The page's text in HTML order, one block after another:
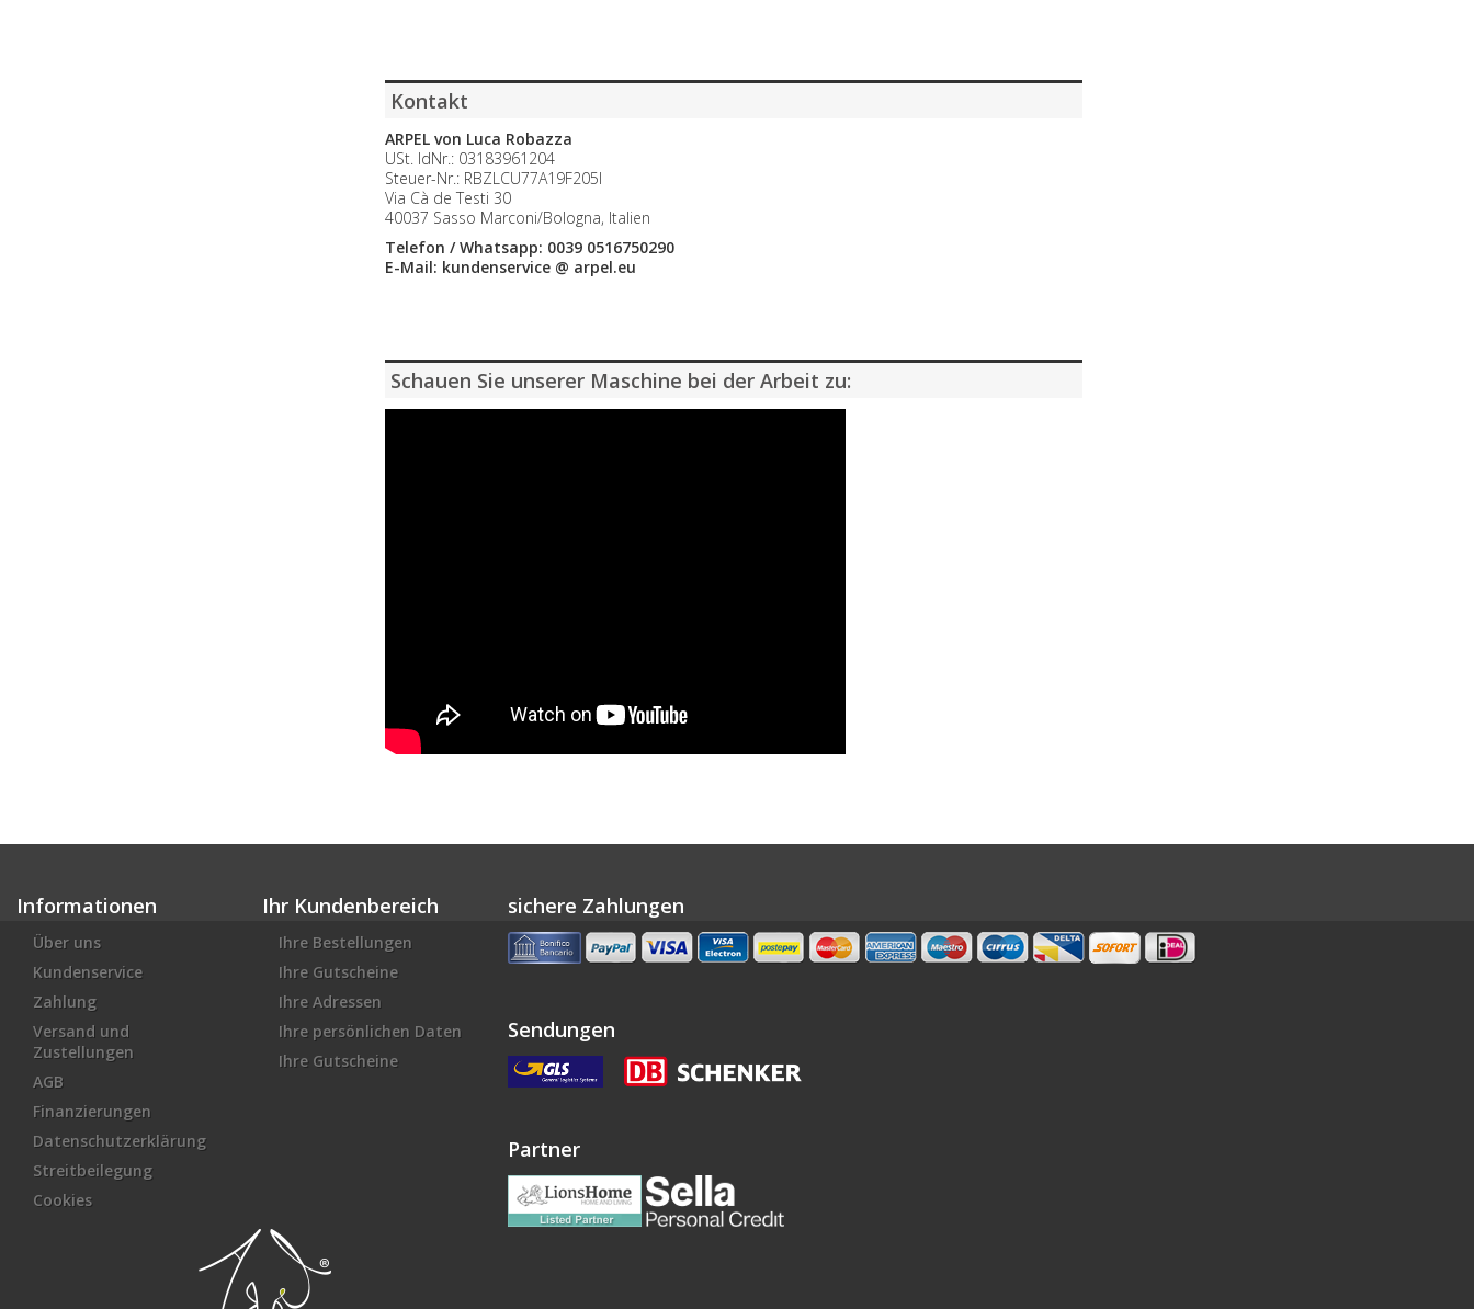
Kontakt
ARPEL von Luca Robazza
USt. IdNr.: 03183961204
Steuer-Nr.: RBZLCU77A19F205I
Via Cà de Testi 30
40037 Sasso Marconi/Bologna, Italien
Telefon / Whatsapp: 0039 0516750290
E-Mail: kundenservice @ arpel.eu
Schauen Sie unserer Maschine bei der Arbeit zu:
Informationen
Über uns
Kundenservice
Zahlung
Versand und
Zustellungen
AGB
Finanzierungen
Datenschutzerklärung
Streitbeilegung
Cookies
Ihr Kundenbereich
Ihre Bestellungen
Ihre Gutscheine
Ihre Adressen
Ihre persönlichen Daten
Ihre Gutscheine
sichere Zahlungen
Sendungen
Partner